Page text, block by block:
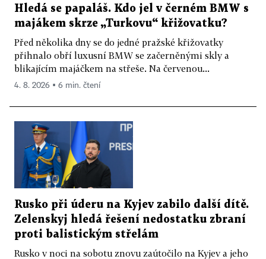
Hledá se papaláš. Kdo jel v černém BMW s
majákem skrze „Turkovu“ křižovatku?
Před několika dny se do jedné pražské křižovatky
přihnalo obří luxusní BMW se začerněnými skly a
blikajícím majáčkem na střeše. Na červenou...
4. 8. 2026 ▪ 6 min. čtení
Rusko při úderu na Kyjev zabilo další dítě.
Zelenskyj hledá řešení nedostatku zbraní
proti balistickým střelám
Rusko v noci na sobotu znovu zaútočilo na Kyjev a jeho